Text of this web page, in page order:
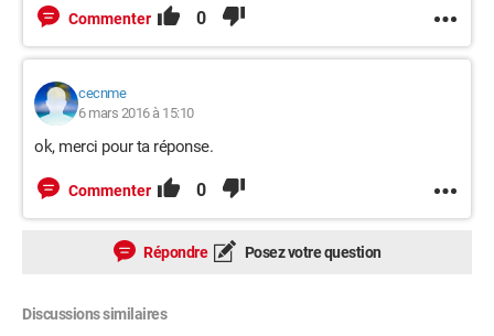
Commenter 0
cecnme
6 mars 2016 à 15:10
ok, merci pour ta réponse.
Commenter 0
Répondre Posez votre question
Discussions similaires